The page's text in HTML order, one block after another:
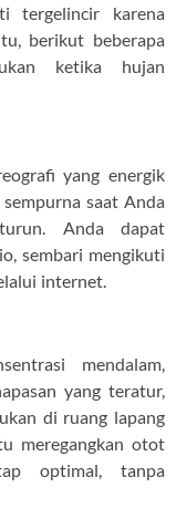
tergelincir karena
berikut beberapa
ketika hujan
yang energik
saat Anda
Anda dapat
sembari mengikuti
internet.
mendalam,
yang teratur,
di ruang lapang
meregangkan otot
optimal, tanpa